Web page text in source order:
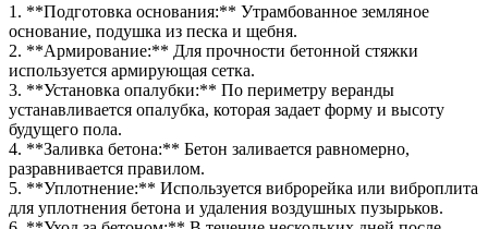
1. **Подготовка основания:** Утрамбованное земляное
основание, подушка из песка и щебня.
2. **Армирование:** Для прочности бетонной стяжки
используется армирующая сетка.
3. **Установка опалубки:** По периметру веранды
устанавливается опалубка, которая задает форму и высоту
будущего пола.
4. **Заливка бетона:** Бетон заливается равномерно,
разравнивается правилом.
5. **Уплотнение:** Используется виброрейка или виброплита
для уплотнения бетона и удаления воздушных пузырьков.